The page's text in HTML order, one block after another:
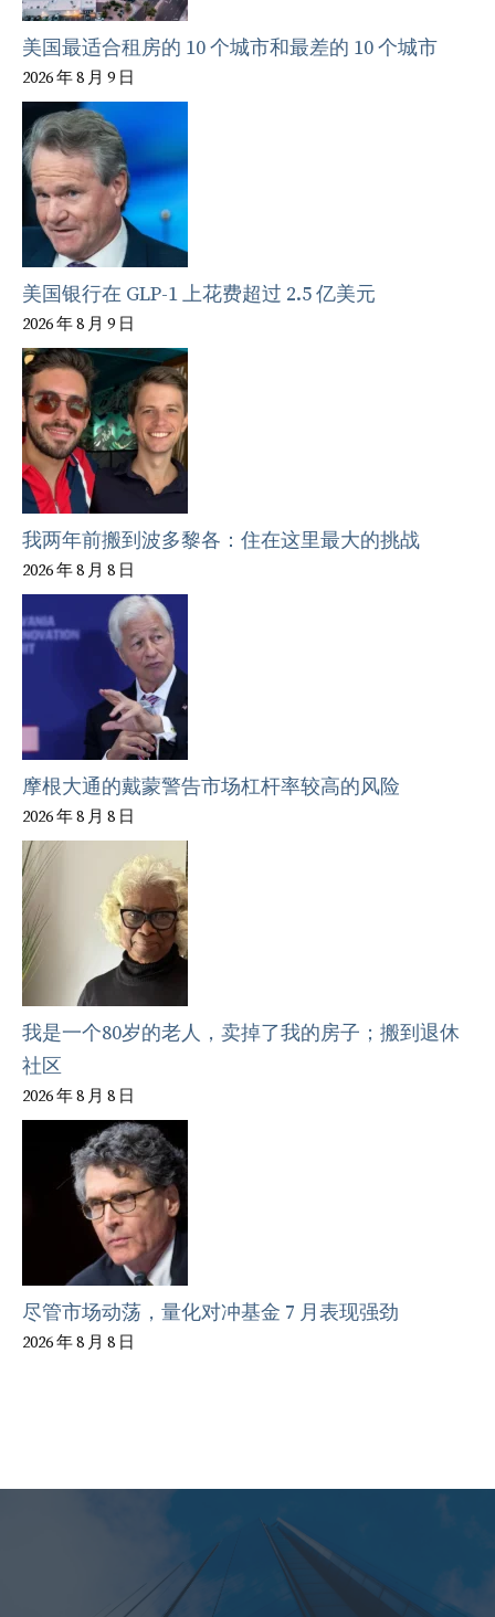
美国最适合租房的 10 个城市和最差的 10 个城市
2026 年 8 月 9 日
美国银行在 GLP-1 上花费超过 2.5 亿美元
2026 年 8 月 9 日
我两年前搬到波多黎各：住在这里最大的挑战
2026 年 8 月 8 日
摩根大通的戴蒙警告市场杠杆率较高的风险
2026 年 8 月 8 日
我是一个80岁的老人，卖掉了我的房子；搬到退休
社区
2026 年 8 月 8 日
尽管市场动荡，量化对冲基金 7 月表现强劲
2026 年 8 月 8 日